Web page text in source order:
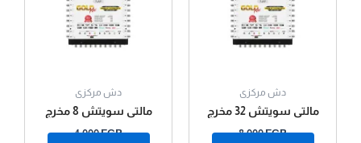
دش مركزى
مالتي سويتش 32 مخرج
8.000EGP
دش مركزى
مالتي سويتش 8 مخرج
4.000EGP